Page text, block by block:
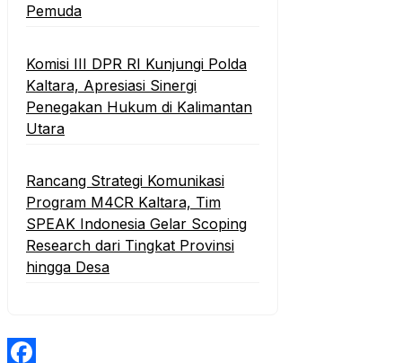
Pemuda
Komisi III DPR RI Kunjungi Polda
Kaltara, Apresiasi Sinergi
Penegakan Hukum di Kalimantan
Utara
Rancang Strategi Komunikasi
Program M4CR Kaltara, Tim
SPEAK Indonesia Gelar Scoping
Research dari Tingkat Provinsi
hingga Desa